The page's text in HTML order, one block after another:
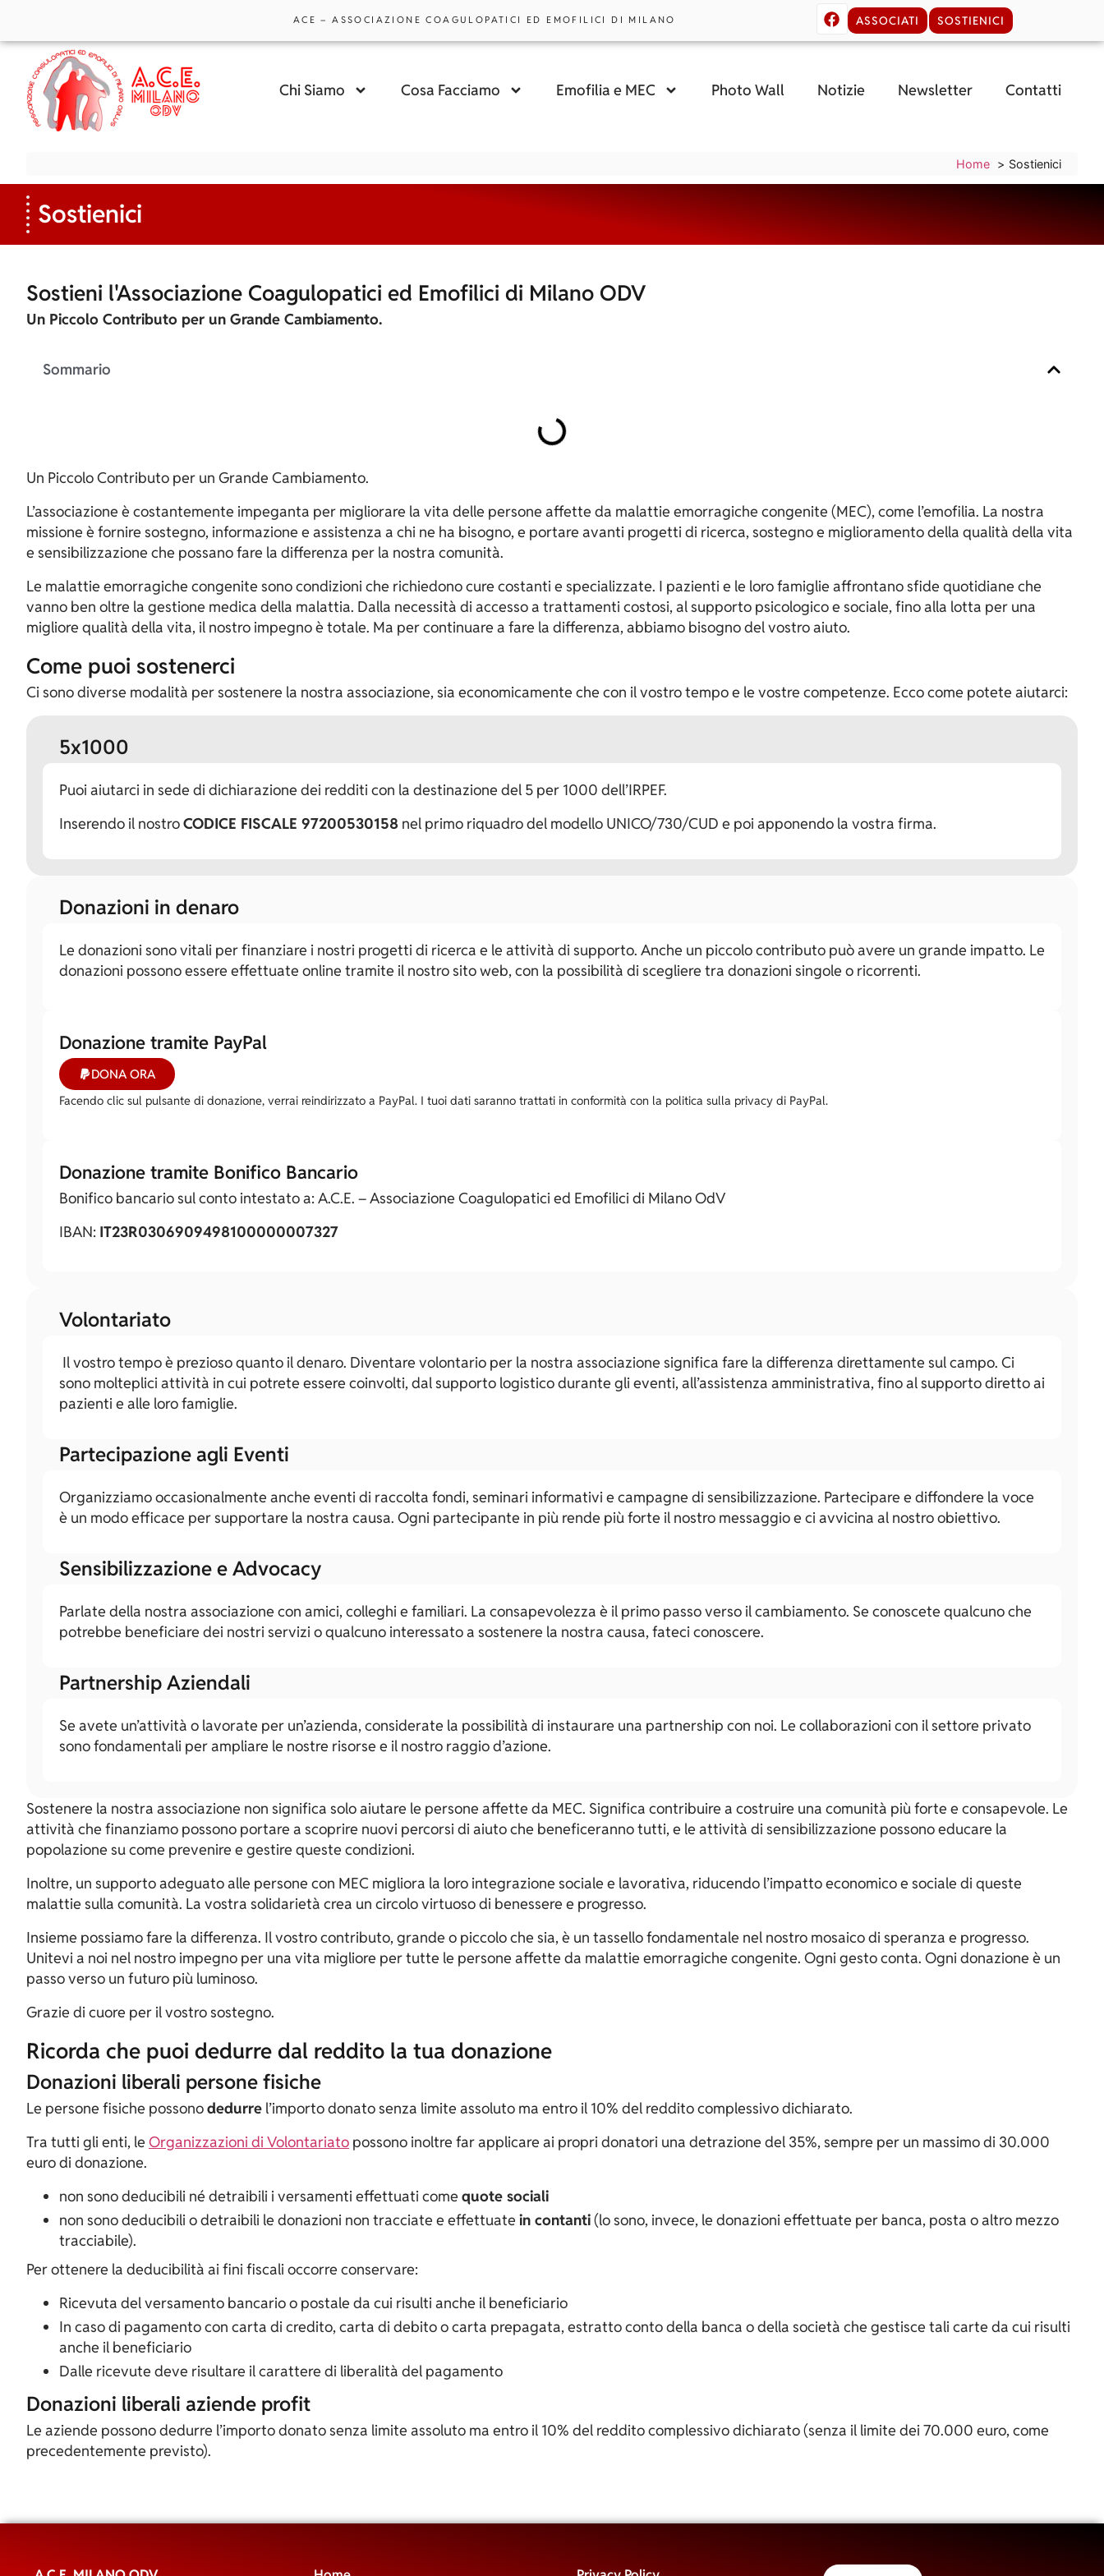
ACE – ASSOCIAZIONE COAGULOPATICI ED EMOFILICI DI MILANO ASSOCIATI SOSTIENICI
Chi Siamo Cosa Facciamo Emofilia e MEC Photo Wall Notizie Newsletter Contatti
Home Sostienici
Sostienici
Sostieni l'Associazione Coagulopatici ed Emofilici di Milano ODV
Un Piccolo Contributo per un Grande Cambiamento.
Sommario
Un Piccolo Contributo per un Grande Cambiamento.
L’associazione è costantemente impeganta per migliorare la vita delle persone affette da malattie emorragiche congenite (MEC), come l’emofilia. La nostra
missione è fornire sostegno, informazione e assistenza a chi ne ha bisogno, e portare avanti progetti di ricerca, sostegno e miglioramento della qualità della vita
e sensibilizzazione che possano fare la differenza per la nostra comunità.
Le malattie emorragiche congenite sono condizioni che richiedono cure costanti e specializzate. I pazienti e le loro famiglie affrontano sfide quotidiane che
vanno ben oltre la gestione medica della malattia. Dalla necessità di accesso a trattamenti costosi, al supporto psicologico e sociale, fino alla lotta per una
migliore qualità della vita, il nostro impegno è totale. Ma per continuare a fare la differenza, abbiamo bisogno del vostro aiuto.
Come puoi sostenerci
Ci sono diverse modalità per sostenere la nostra associazione, sia economicamente che con il vostro tempo e le vostre competenze. Ecco come potete aiutarci:
5x1000
Puoi aiutarci in sede di dichiarazione dei redditi con la destinazione del 5 per 1000 dell’IRPEF.
Inserendo il nostroCODICE FISCALE 97200530158 nel primo riquadro del modello UNICO/730/CUD e poi apponendo la vostra firma.
Donazioni in denaro
Le donazioni sono vitali per finanziare i nostri progetti di ricerca e le attività di supporto. Anche un piccolo contributo può avere un grande impatto. Le
donazioni possono essere effettuate online tramite il nostro sito web, con la possibilità di scegliere tra donazioni singole o ricorrenti.
Donazione tramite PayPal
DONA ORA
Facendo clic sul pulsante di donazione, verrai reindirizzato a PayPal. I tuoi dati saranno trattati in conformità con la politica sulla privacy di PayPal.
Donazione tramite Bonifico Bancario
Bonifico bancario sul conto intestato a: A.C.E. – Associazione Coagulopatici ed Emofilici di Milano OdV
IBAN: IT23R0306909498100000007327
Volontariato
Il vostro tempo è prezioso quanto il denaro. Diventare volontario per la nostra associazione significa fare la differenza direttamente sul campo. Ci
sono molteplici attività in cui potrete essere coinvolti, dal supporto logistico durante gli eventi, all’assistenza amministrativa, fino al supporto diretto ai
pazienti e alle loro famiglie.
Partecipazione agli Eventi
Organizziamo occasionalmente anche eventi di raccolta fondi, seminari informativi e campagne di sensibilizzazione. Partecipare e diffondere la voce
è un modo efficace per supportare la nostra causa. Ogni partecipante in più rende più forte il nostro messaggio e ci avvicina al nostro obiettivo.
Sensibilizzazione e Advocacy
Parlate della nostra associazione con amici, colleghi e familiari. La consapevolezza è il primo passo verso il cambiamento. Se conoscete qualcuno che
potrebbe beneficiare dei nostri servizi o qualcuno interessato a sostenere la nostra causa, fateci conoscere.
Partnership Aziendali
Se avete un’attività o lavorate per un’azienda, considerate la possibilità di instaurare una partnership con noi. Le collaborazioni con il settore privato
sono fondamentali per ampliare le nostre risorse e il nostro raggio d’azione.
Sostenere la nostra associazione non significa solo aiutare le persone affette da MEC. Significa contribuire a costruire una comunità più forte e consapevole. Le
attività che finanziamo possono portare a scoprire nuovi percorsi di aiuto che beneficeranno tutti, e le attività di sensibilizzazione possono educare la
popolazione su come prevenire e gestire queste condizioni.
Inoltre, un supporto adeguato alle persone con MEC migliora la loro integrazione sociale e lavorativa, riducendo l’impatto economico e sociale di queste
malattie sulla comunità. La vostra solidarietà crea un circolo virtuoso di benessere e progresso.
Insieme possiamo fare la differenza. Il vostro contributo, grande o piccolo che sia, è un tassello fondamentale nel nostro mosaico di speranza e progresso.
Unitevi a noi nel nostro impegno per una vita migliore per tutte le persone affette da malattie emorragiche congenite. Ogni gesto conta. Ogni donazione è un
passo verso un futuro più luminoso.
Grazie di cuore per il vostro sostegno.
Ricorda che puoi dedurre dal reddito la tua donazione
Donazioni liberali persone fisiche
Le persone fisiche possonodedurre l’importo donato senza limite assoluto ma entro il 10% del reddito complessivo dichiarato.
Tra tutti gli enti, le Organizzazioni di Volontariato possono inoltre far applicare ai propri donatori una detrazione del 35%, sempre per un massimo di 30.000
euro di donazione.
non sono deducibili né detraibili i versamenti effettuati come quote sociali
non sono deducibili o detraibili le donazioni non tracciate e effettuate in contanti(lo sono, invece, le donazioni effettuate per banca, posta o altro mezzo
tracciabile).
Per ottenere la deducibilità ai fini fiscali occorre conservare:
Ricevuta del versamento bancario o postale da cui risulti anche il beneficiario
In caso di pagamento con carta di credito, carta di debito o carta prepagata, estratto conto della banca o della società che gestisce tali carte da cui risulti
anche il beneficiario
Dalle ricevute deve risultare il carattere di liberalità del pagamento
Donazioni liberali aziende profit
Le aziende possono dedurre l’importo donato senza limite assoluto ma entro il 10% del reddito complessivo dichiarato (senza il limite dei 70.000 euro, come
precedentemente previsto).